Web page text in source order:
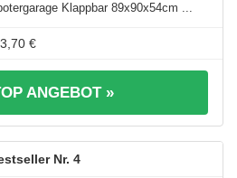
Klappbar 89x90x54cm ...
€
ANGEBOT »
4